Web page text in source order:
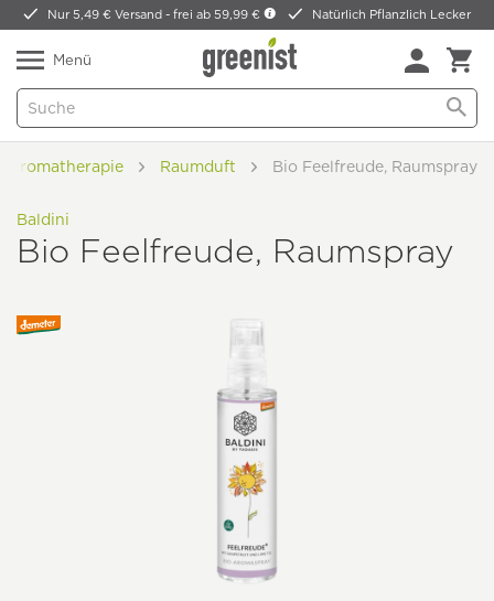
Nur 5,49 € Versand -frei ab 59,99 € Natürlich Pflanzlich Lecker
Menü
Aromatherapie Raumduft Bio Feelfreude, Raumspray
Baldini
Bio Feelfreude, Raumspray